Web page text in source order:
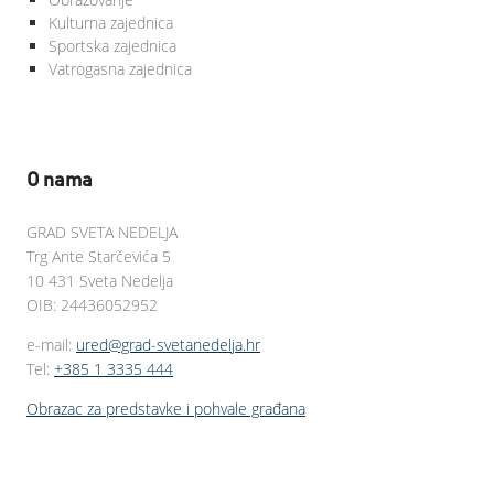
Kulturna zajednica
Sportska zajednica
Vatrogasna zajednica
O nama
GRAD SVETA NEDELJA
Trg Ante Starčevića 5
10 431 Sveta Nedelja
OIB: 24436052952
e-mail: ured@grad-svetanedelja.hr
Tel: +385 1 3335 444
Obrazac za predstavke i pohvale građana